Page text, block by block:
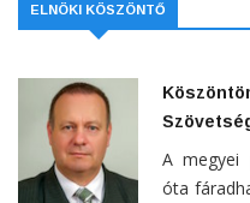
ELNÖKI KÖSZÖNTŐ
A megyei
óta